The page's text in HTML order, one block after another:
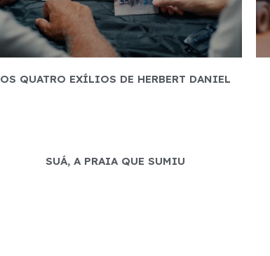
OS QUATRO EXÍLIOS DE HERBERT DANIEL
SUÁ, A PRAIA QUE SUMIU